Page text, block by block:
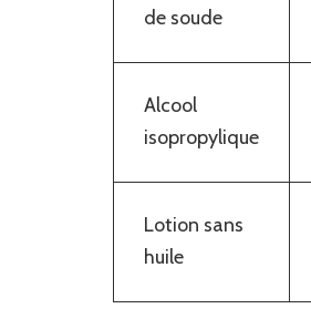
de soude
Alcool
isopropylique
Lotion sans
huile